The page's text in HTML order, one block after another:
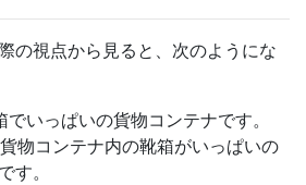
の視点から見ると、次のようにな
でいっぱいの貨物コンテナです。
貨物コンテナ内の靴箱がいっぱいの
す。